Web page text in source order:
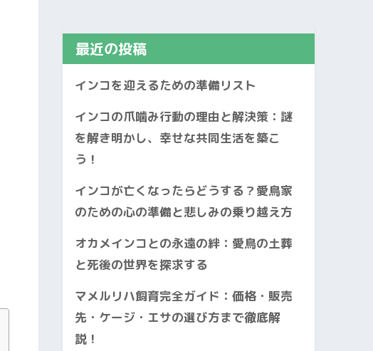
最近の投稿
インコを迎えるための準備リスト
インコの爪噛み行動の理由と解決策：謎
を解き明かし、幸せな共同生活を築こ
う！
インコが亡くなったらどうする？愛鳥家
のための心の準備と悲しみの乗り越え方
オカメインコとの永遠の絆：愛鳥の土葬
と死後の世界を探求する
マメルリハ飼育完全ガイド：価格・販売
先・ケージ・エサの選び方まで徹底解
説！